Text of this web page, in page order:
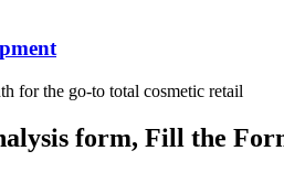
for the go-to total cosmetic retail
form, Fill the